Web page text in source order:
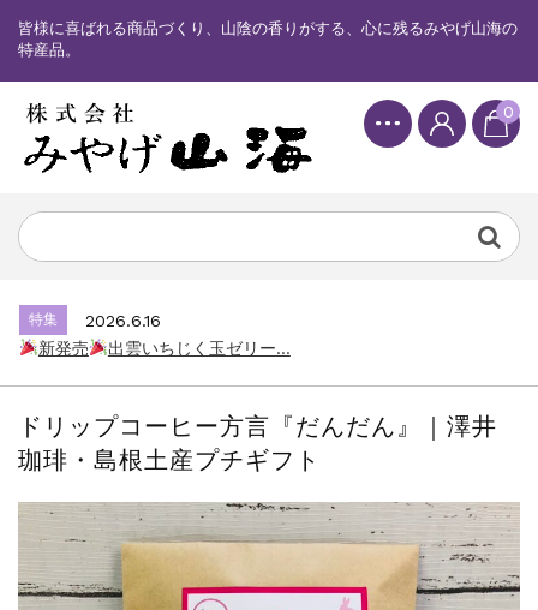
皆様に喜ばれる商品づくり、山陰の香りがする、心に残るみやげ山海の
特産品。
0
カード情報が適切ではありません。「カード...
特集
2026.7.17
特集
2026.6.16
新発売
出雲いちじく玉ゼリー...
特集
2026.7.17
新発売
しまねっこドキワクプリントクッ...
新発売
出雲いちじく玉ゼリー...
2025.6.16
カード情報が適切ではありません。「カード...
ドリップコーヒー方言『だんだん』｜澤井
珈琲・島根土産プチギフト